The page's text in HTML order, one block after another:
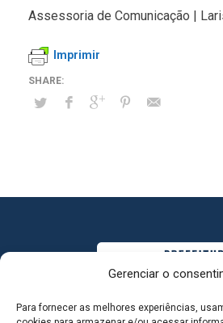
Gerenciar o
Para fornecer as melhores experiências,
Assessoria de Comunicação |
Imprimir